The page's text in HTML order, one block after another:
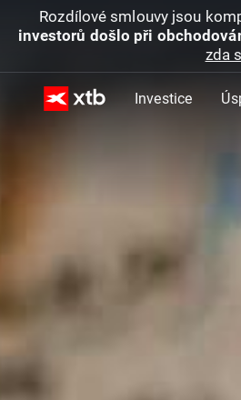
Rozdílové smlouvy jsou
investorů došlo při
zda
Investice